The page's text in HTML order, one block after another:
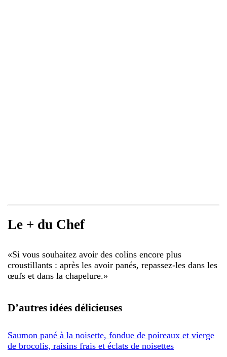
Le + du Chef
«Si vous souhaitez avoir des colins encore plus
croustillants : après les avoir panés, repassez-les dans les
œufs et dans la chapelure.»
D’autres idées délicieuses
Saumon pané à la noisette, fondue de poireaux et vierge
de brocolis, raisins frais et éclats de noisettes